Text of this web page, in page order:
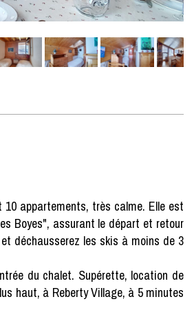
appartements, très calme. Elle est
Boyes", assurant le départ et retour
déchausserez les skis à moins de 3
du chalet. Supérette, location de
haut, à Reberty Village, à 5 minutes